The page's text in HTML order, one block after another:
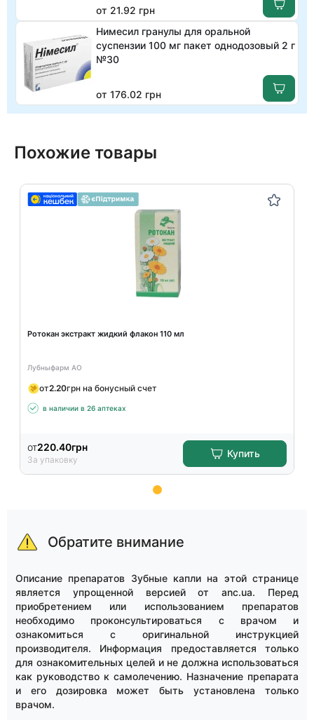
от 21.92 грн
Нимесил гранулы для оральной
суспензии 100 мг пакет однодозовый 2 г
№30
от 176.02 грн
Похожие товары
Ротокан экстракт жидкий флакон 110 мл
Лубныфарм АО
от2.20грн на бонусный счет
в наличии в 26 аптеках
от220.40грн
За упаковку
Купить
15
Обратите внимание
Описание препаратов Зубные капли на этой странице
является упрощенной версией от anc.ua. Перед
приобретением или использованием препаратов
необходимо проконсультироваться с врачом и
ознакомиться с оригинальной инструкцией
производителя. Информация предоставляется только
для ознакомительных целей и не должна использоваться
как руководство к самолечению. Назначение препарата
и его дозировка может быть установлена только
врачом.